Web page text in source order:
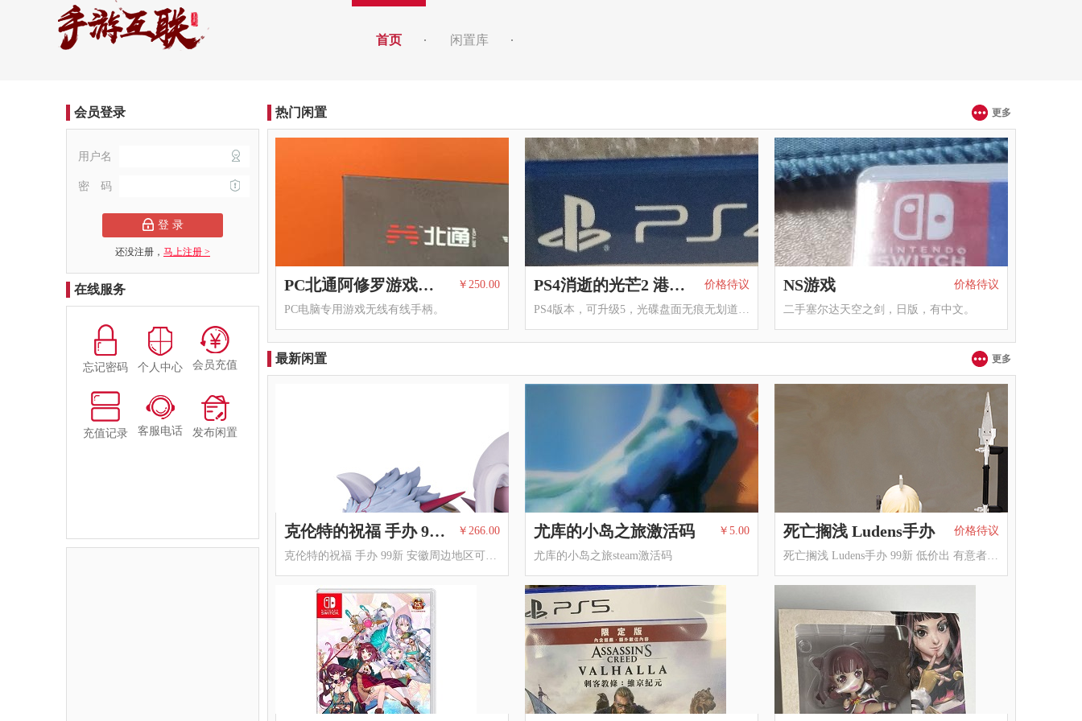
首页 闲置库
会员登录
用户名
密 码
登 录
还没注册， 马上注册 >
在线服务
忘记密码 个人中心 会员充值
充值记录 客服电话 发布闲置
热门闲置 更多
PC北通阿修罗游戏无线手柄 ￥250.00
PC电脑专用游戏无线有线手柄。
PS4消逝的光芒2 港版中文 价格待议
PS4版本，可升级5，光碟盘面无痕无划道，盘盒无污无损。
NS游戏 价格待议
二手塞尔达天空之剑，日版，有中文。
最新闲置 更多
克伦特的祝福 手办 99新 ￥266.00
克伦特的祝福 手办 99新 安徽周边地区可包邮
尤库的小岛之旅激活码 ￥5.00
尤库的小岛之旅steam激活码
死亡搁浅 Ludens手办 价格待议
死亡搁浅 Ludens手办 99新 低价出 有意者来。